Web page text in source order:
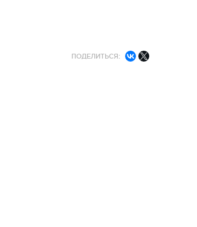
ПОДЕЛИТЬСЯ: